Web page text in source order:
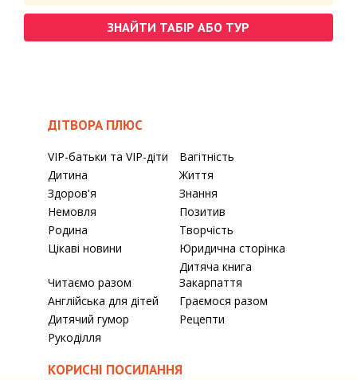
ЗНАЙТИ ТАБІР АБО ТУР
ДІТВОРА ПЛЮС
VIP-батьки та VIP-діти
Вагітність
Дитина
Життя
Здоров'я
Знання
Немовля
Позитив
Родина
Творчість
Цікаві новини
Юридична сторінка
Читаємо разом
Дитяча книга
Закарпаття
Англійська для дітей
Граємося разом
Дитячий гумор
Рецепти
Рукоділля
КОРИСНІ ПОСИЛАННЯ